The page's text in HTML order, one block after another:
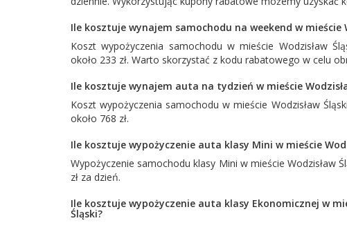
Ile kosztuje wynajem samochodu na weekend w mieście
Koszt wypożyczenia samochodu w mieście Wodzisław
około 233 zł. Warto skorzystać z kodu rabatowego w celu
Ile kosztuje wynajem auta na tydzień w mieście
Koszt wypożyczenia samochodu w mieście Wodzisław
około 768 zł.
Ile kosztuje wypożyczenie auta klasy Mini w mieście
Wypożyczenie samochodu klasy Mini w mieście Wodzisław
zł za dzień.
Ile kosztuje wypożyczenie auta klasy Ekonomicznej w
Śląski?